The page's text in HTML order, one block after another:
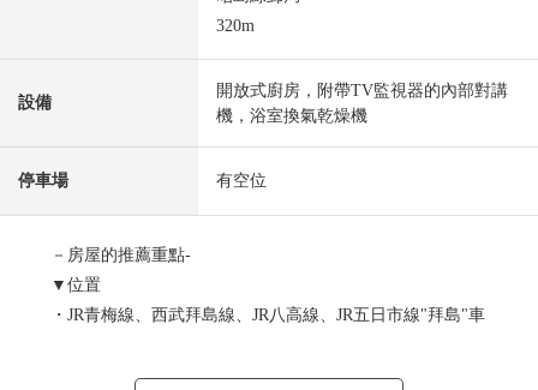
320m
設備
開放式廚房，附帶TV監視器的內部對講
機，浴室換氣乾燥機
停車場 有空位
－房屋的推薦重點-
▼位置
・JR青梅線、西武拜島線、JR八高線、JR五日市線"拜島"車